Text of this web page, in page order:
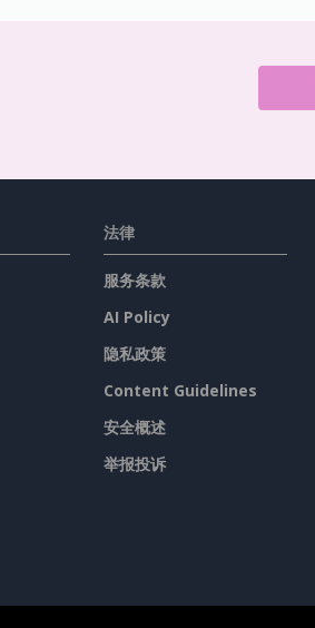
法律
服务条款
AI Policy
隐私政策
Content Guidelines
安全概述
举报投诉